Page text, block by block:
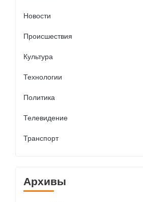
Новости
Происшествия
Культура
Технологии
Политика
Телевидение
Транспорт
Архивы